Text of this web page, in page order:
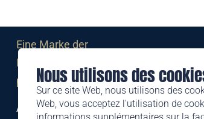
Nous utilisons des
Sur ce site Web, nous utilisons des
Web, vous acceptez l'utilisation de
Eine Marke der
Liechtensteinischen Post AG
post.li
Alte Zollstrasse 11